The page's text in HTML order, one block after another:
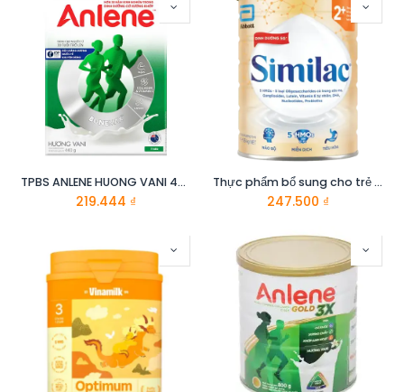
TPBS ANLENE HUONG VANI 440G
219.444 ₫
Thực phẩm bổ sung cho trẻ từ 2 tuổi trở lên Similac 2+ 1.6 KG
247.500 ₫